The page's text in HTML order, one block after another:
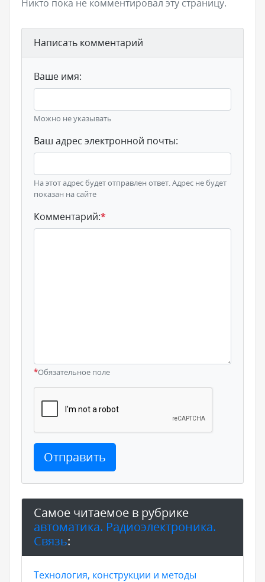
Никто пока не комментировал эту страницу.
Написать комментарий
Ваше имя:
Можно не указывать
Ваш адрес электронной почты:
На этот адрес будет отправлен ответ. Адрес не будет
показан на сайте
Комментарий:*
*Обязательное поле
Отправить
Самое читаемое в рубрике
автоматика. Радиоэлектроника.
Связь:
Технология, конструкции и методы